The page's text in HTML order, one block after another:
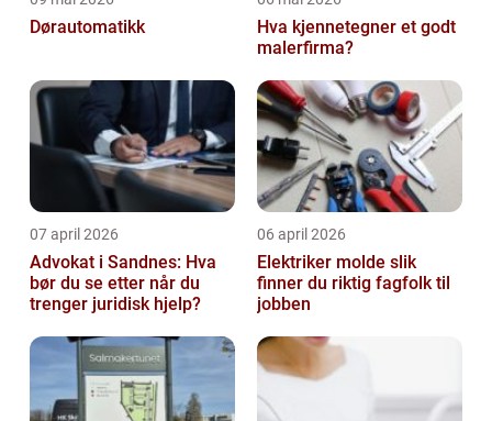
Dørautomatikk
Hva kjennetegner et godt
malerfirma?
07 april 2026
Advokat i Sandnes: Hva
bør du se etter når du
trenger juridisk hjelp?
06 april 2026
Elektriker molde slik
finner du riktig fagfolk til
jobben